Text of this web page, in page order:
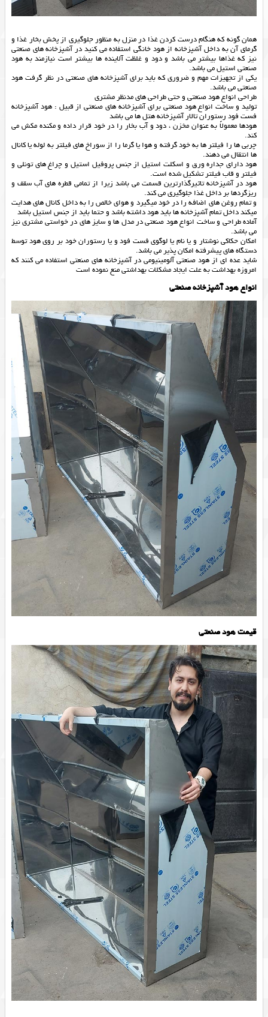
همان گونه که هنگام درست کردن غذا در منزل به منظور جلوگیری از پخش بخار غذا و
گرمای آن به داخل آشپزخانه از هود خانگی استفاده می کنید در آشپزخانه های صنعتی
نیز که غذاها بیشتر می باشد و دود و غلظت آلاینده ها بیشتر است نیازمند به هود
صنعتی استیل می باشد.
یکی از تجهیزات مهم و ضروری که باید برای آشپزخانه های صنعتی در نظر گرفت هود
صنعتی می باشد.
طراحی انواع هود صنعتی و حتی طراحی های مدنظر مشتری
تولید و ساخت انواع هود صنعتی برای آشپزخانه های صنعتی از قبیل : هود آشپزخانه
فست فود رستوران تالار آشپزخانه هتل ها می باشد
هودها معمولاً به عنوان مخزن ، دود و آب بخار را در خود قرار داده و مکنده مکش می
کند.
چربی ها را فیلتر ها به خود گرفته و هوا یا گرما را از سوراخ های فیلتر به لوله یا کانال
ها انتقال می دهند.
هود دارای جداره ورق و اسکلت استیل از جنس پروفیل استیل و چراغ های تونلی و
فیلتر و قاب فیلتر تشکیل شده است.
هود در آشپزخانه تاثیرگذارترین قسمت می باشد زیرا از تمامی قطره های آب سقف و
ریزگردها بر داخل غذا جلوگیری می کند.
و تمام روغن های اضافه را در خود میگیرد و هوای خالص را به داخل کانال های هدایت
میکند داخل تمام آشپزخانه ها باید هود داشته باشد و حتما باید از جنس استیل باشد
آماده طراحی و ساخت انواع هود صنعتی در مدل ها و سایز های در خواستی مشتری نیز
می باشد.
امکان حکاکی نوشتار و یا نام یا لوگوی فست فود و یا رستوران خود بر روی هود توسط
دستگاه های پیشرفته امکان پذیر می باشد.
شاید عده ای از هود صنعتی آلومینیومی در آشپزخانه های صنعتی استفاده می کنند که
امروزه بهداشت به علت ایجاد مشکلات بهداشتی منع نموده است
انواع هود آشپزخانه صنعتی
قیمت هود صنعتی